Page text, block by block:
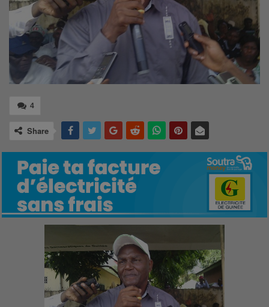
4
Share